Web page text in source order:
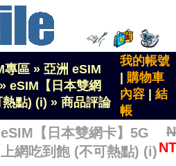
專區 » 亞洲 eSIM
» eSIM【日本雙網
點) (i) » 商品評論
我的帳號
購物車
內容
結
帳
eSIM【日本雙網卡】5G
上網吃到飽 (不可熱點) (i)